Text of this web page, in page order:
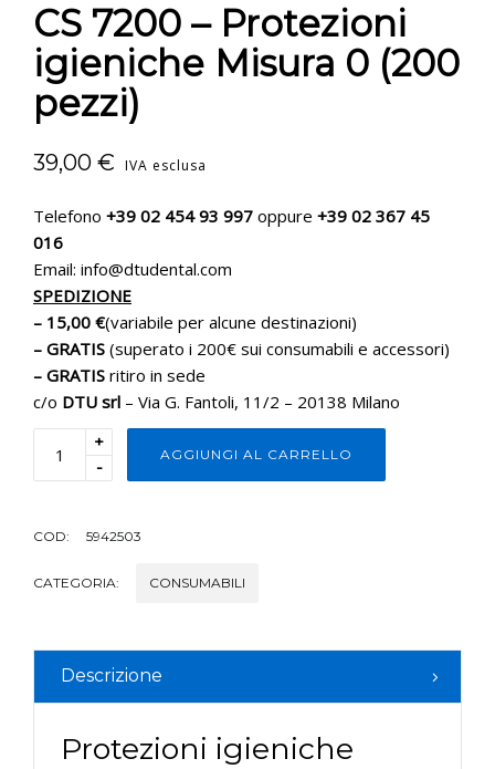
CS 7200 – Protezioni
igieniche Misura 0 (200
pezzi)
39,00 € IVA esclusa
Telefono +39 02 454 93 997 oppure +39 02 367 45
016
Email: info@dtudental.com
SPEDIZIONE
– 15,00 €(variabile per alcune destinazioni)
– GRATIS (superato i 200€ sui consumabili e accessori)
– GRATIS ritiro in sede
c/o DTU srl – Via G. Fantoli, 11/2 – 20138 Milano
+
-
AGGIUNGI AL CARRELLO
COD: 5942503
CATEGORIA: CONSUMABILI
Descrizione
Protezioni igieniche